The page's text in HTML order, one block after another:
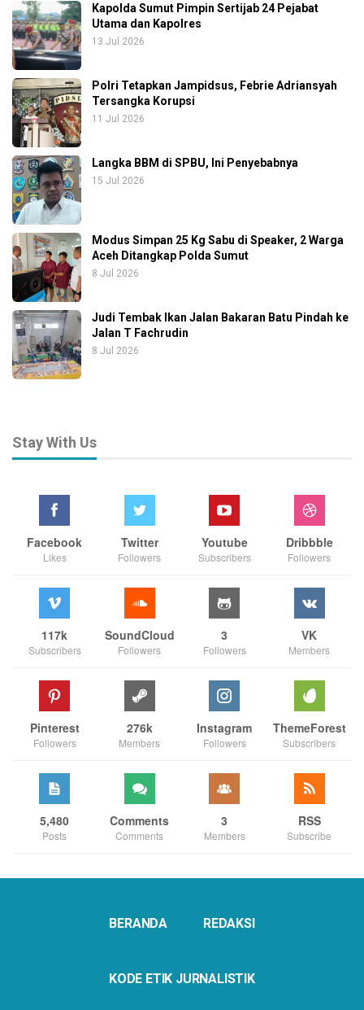
Kapolda Sumut Pimpin Sertijab 24 Pejabat
Utama dan Kapolres
13 Jul 2026
Polri Tetapkan Jampidsus, Febrie Adriansyah
Tersangka Korupsi
11 Jul 2026
Langka BBM di SPBU, Ini Penyebabnya
15 Jul 2026
Modus Simpan 25 Kg Sabu di Speaker, 2 Warga
Aceh Ditangkap Polda Sumut
8 Jul 2026
Judi Tembak Ikan Jalan Bakaran Batu Pindah ke
Jalan T Fachrudin
8 Jul 2026
Stay With Us
Facebook
Likes
Twitter
Followers
Youtube
Subscribers
Dribbble
Followers
117k
Subscribers
SoundCloud
Followers
3
Followers
VK
Members
Pinterest
Followers
276k
Members
Instagram
Followers
ThemeForest
Subscribers
5,480
Posts
Comments
Comments
3
Members
RSS
Subscribe
BERANDA REDAKSI
KODE ETIK JURNALISTIK